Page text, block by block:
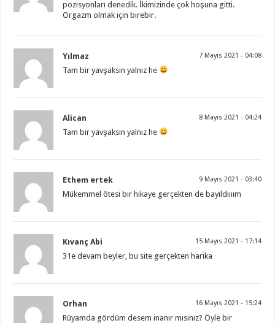
pozisyonları denedik. İkimizinde çok hoşuna gitti.
Orgazm olmak için birebir.
Yılmaz 7 Mayıs 2021 - 04:08
Tam bir yavşaksın yalnız he
Alican 8 Mayıs 2021 - 04:24
Tam bir yavşaksın yalnız he
Ethem ertek 9 Mayıs 2021 - 03:40
Mükemmel ötesi bir hikaye gerçekten de bayıldıııım
Kıvanç Abi 15 Mayıs 2021 - 17:14
31e devam beyler, bu site gerçekten harika
Orhan 16 Mayıs 2021 - 15:24
Rüyamda gördüm desem inanır mısınız? Öyle bir